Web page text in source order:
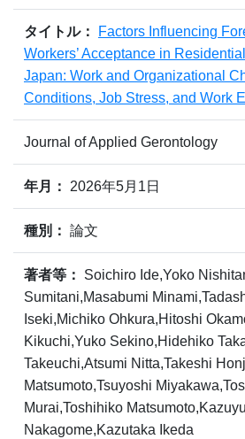
タイトル：
Factors Influencing
Workers’ Acceptance in
Japan: Work and Organizational
Conditions, Job Stress, and Work
Journal of Applied Gerontology
年月： 2026年5月1日
種別： 論文
著者等：
Soichiro Ide,Yoko
Sumitani,Masabumi
Iseki,Michiko Ohkura,Hitoshi
Kikuchi,Yuko Sekino,Hidehiko
Takeuchi,Atsumi Nitta,Takeshi
Matsumoto,Tsuyoshi
Murai,Toshihiko
Nakagome,Kazutaka Ikeda